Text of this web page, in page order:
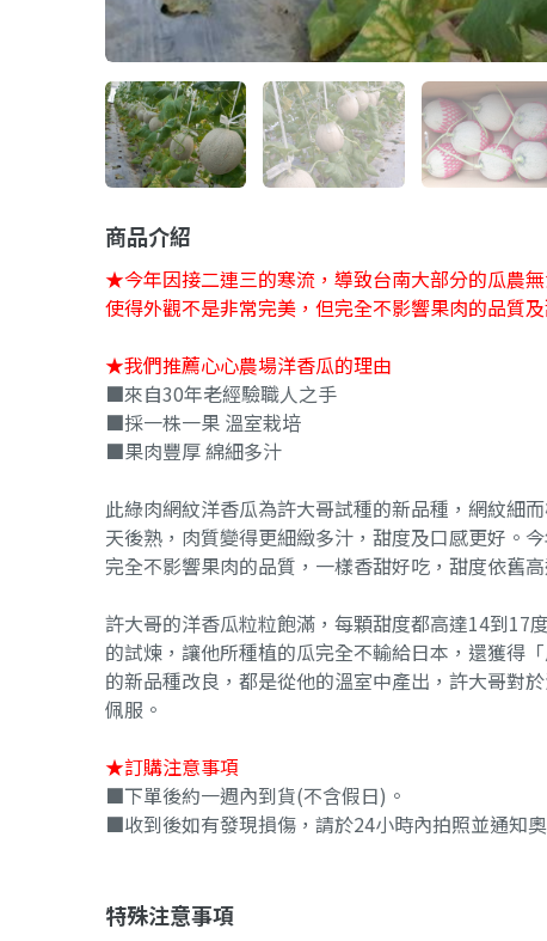
商品介紹
★今年因接二連三的寒流，導致台南大部分的瓜農
使得外觀不是非常完美，但完全不影響果肉的品質
★我們推薦心心農場洋香瓜的理由
■來自30年老經驗職人之手
■採一株一果 溫室栽培
■果肉豐厚 綿細多汁
此綠肉網紋洋香瓜為許大哥試種的新品種，網紋細
天後熟，肉質變得更細緻多汁，甜度及口感更好。
完全不影響果肉的品質，一樣香甜好吃，甜度依舊高
許大哥的洋香瓜粒粒飽滿，每顆甜度都高達14到17
的試煉，讓他所種植的瓜完全不輸給日本，還獲得
的新品種改良，都是從他的溫室中產出，許大哥對
佩服。
★訂購注意事項
■下單後約一週內到貨(不含假日)。
■收到後如有發現損傷，請於24小時內拍照並通知
特殊注意事項